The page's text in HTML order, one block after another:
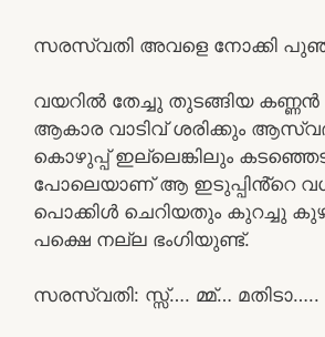
സരസ്വതി അവളെ നോക്കി
വയറിൽ തേച്ചു തുടങ്ങിയ
ആകാര വാടിവ് ശരിക്കും
കൊഴുപ്പ് ഇല്ലെങ്കിലും
പോലെയാണ് ആ ഇടുപ്പിൻ്റെ
പൊക്കിൾ ചെറിയതും കുറച്ചു
പക്ഷെ നല്ല ഭംഗിയുണ്ട്.
സരസ്വതി: സ്സ്‌…. മ്മ്… മതിടാ…..